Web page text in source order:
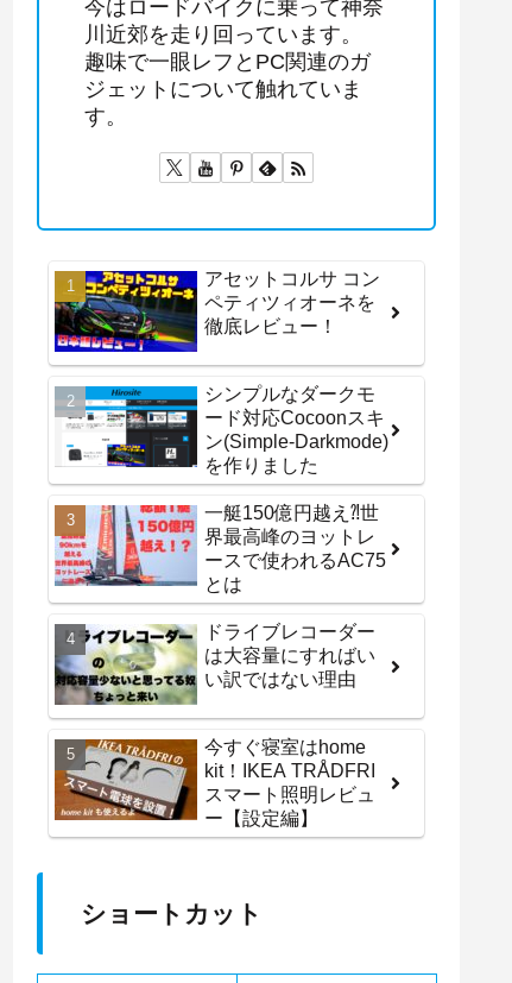
今はロードバイクに乗って神奈
川近郊を走り回っています。
趣味で一眼レフとPC関連のガ
ジェットについて触れていま
す。
アセットコルサ コン
ペティツィオーネを
徹底レビュー！
シンプルなダークモ
ード対応Cocoonスキ
ン(Simple-Darkmode)
を作りました
一艇150億円越え⁈世
界最高峰のヨットレ
ースで使われるAC75
とは
ドライブレコーダー
は大容量にすればい
い訳ではない理由
今すぐ寝室はhome
kit！IKEA TRÅDFRI
スマート照明レビュ
ー【設定編】
ショートカット